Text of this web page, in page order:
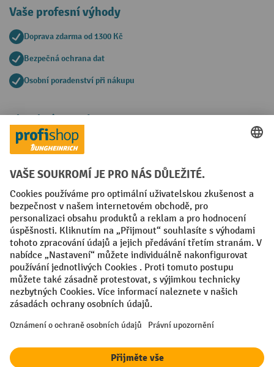
Vaše profesní výhody
Doprava zdarma od 1300 Kč
Bezpečná ochrana dat
Osobní poradenství při nákupu
Platební metody
Faktura
Sociální sítě
Facebook
YouTube
LinkedIn
VODP Otisk
Prohlášení o ochraně osobních údajů
Nastavení ochrany osobních údajů
All prices excl. VAT plus shipping costs and possible delivery charges,